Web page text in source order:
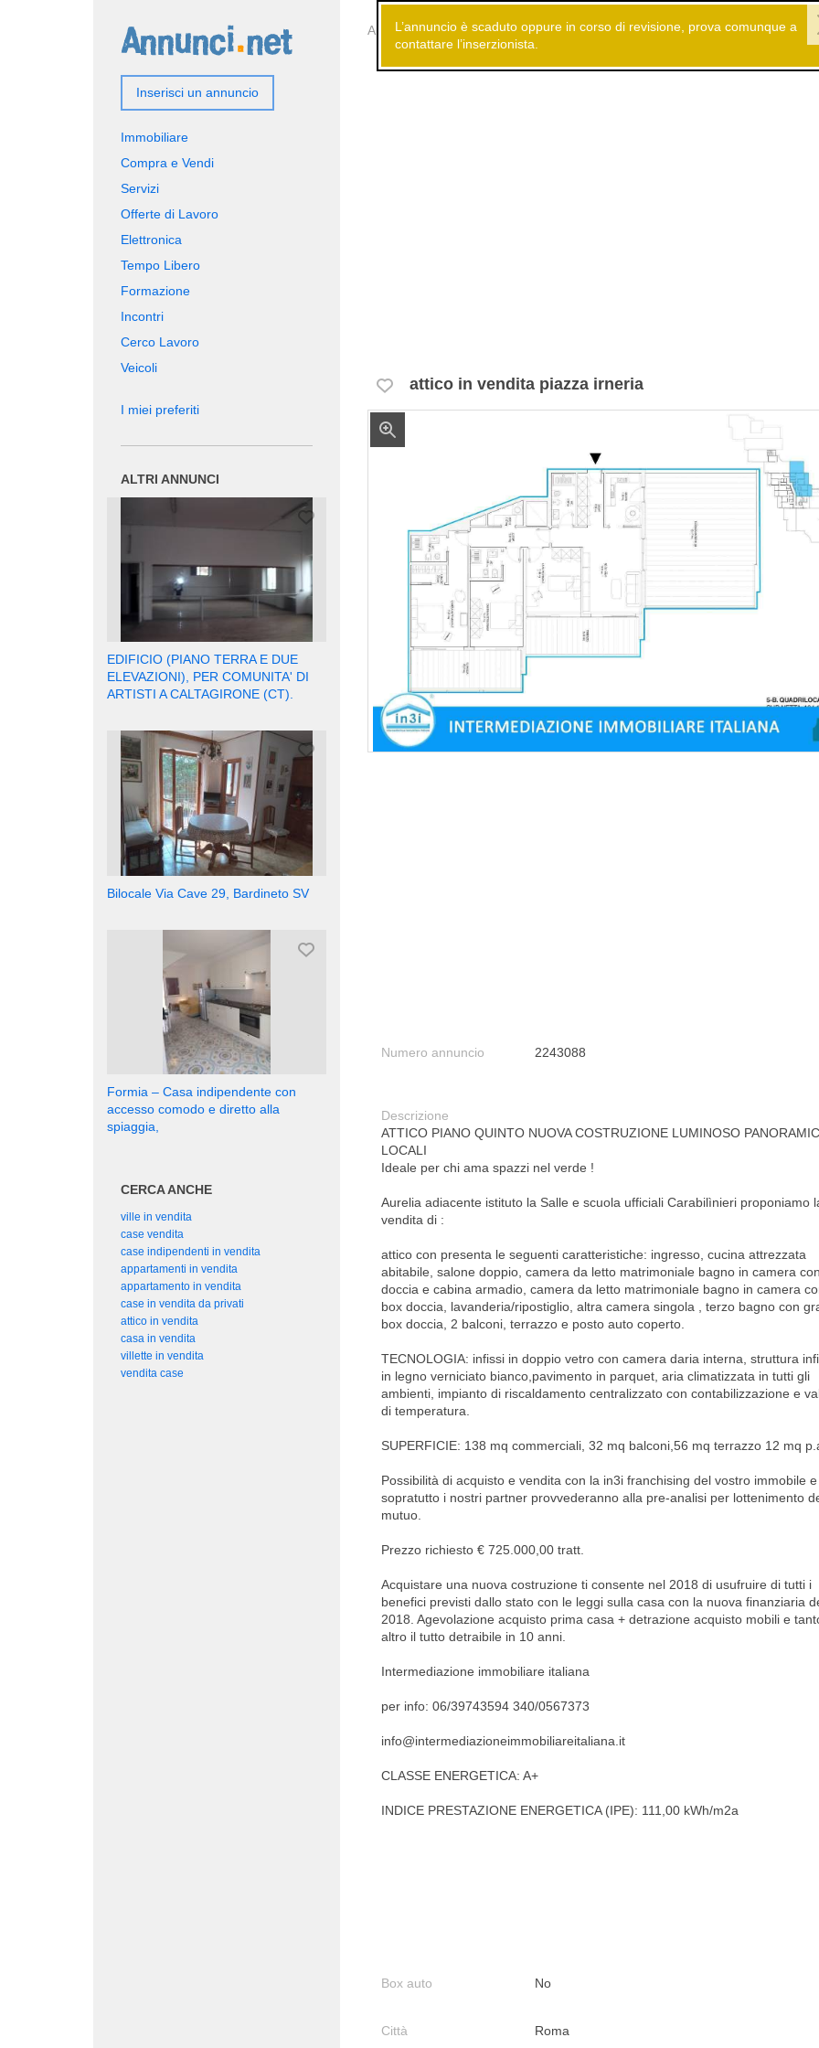
Annunci gratuiti Immobiliare Case in vendita
L’annuncio è scaduto oppure in corso di revisione, prova comunque a
contattare l’inserzionista.
attico in vendita piazza irneria
Numero annuncio 2243088
Descrizione
ATTICO PIANO QUINTO NUOVA COSTRUZIONE LUMINOSO
LOCALI
Ideale per chi ama spazzi nel verde !
Aurelia adiacente istituto la Salle e scuola ufficiali Carabilìnieri proponiamo
vendita di :
attico con presenta le seguenti caratteristiche: ingresso, cucina attrezzata
abitabile, salone doppio, camera da letto matrimoniale bagno in camera
doccia e cabina armadio, camera da letto matrimoniale bagno in camera
box doccia, lavanderia/ripostiglio, altra camera singola , terzo bagno con
box doccia, 2 balconi, terrazzo e posto auto coperto.
TECNOLOGIA: infissi in doppio vetro con camera daria interna, struttura
in legno verniciato bianco,pavimento in parquet, aria climatizzata in tutti gli
ambienti, impianto di riscaldamento centralizzato con contabilizzazione e
di temperatura.
SUPERFICIE: 138 mq commerciali, 32 mq balconi,56 mq terrazzo 12 mq
Possibilità di acquisto e vendita con la in3i franchising del vostro immobile e
sopratutto i nostri partner provvederanno alla pre-analisi per lottenimento
mutuo.
Prezzo richiesto € 725.000,00 tratt.
Acquistare una nuova costruzione ti consente nel 2018 di usufruire di tutti i
benefici previsti dallo stato con le leggi sulla casa con la nuova finanziaria
2018. Agevolazione acquisto prima casa + detrazione acquisto mobili e
altro il tutto detraibile in 10 anni.
Intermediazione immobiliare italiana
per info: 06/39743594 340/0567373
info@intermediazioneimmobiliareitaliana.it
CLASSE ENERGETICA: A+
INDICE PRESTAZIONE ENERGETICA (IPE): 111,00 kWh/m2a
Box auto No
Città Roma
Inserisci un annuncio
Immobiliare
Compra e Vendi
Servizi
Offerte di Lavoro
Elettronica
Tempo Libero
Formazione
Incontri
Cerco Lavoro
Veicoli
I miei preferiti
ALTRI ANNUNCI
EDIFICIO (PIANO TERRA E DUE
ELEVAZIONI), PER COMUNITA' DI
ARTISTI A CALTAGIRONE (CT).
Bilocale Via Cave 29, Bardineto SV
Formia – Casa indipendente con
accesso comodo e diretto alla
spiaggia,
CERCA ANCHE
ville in vendita
case vendita
case indipendenti in vendita
appartamenti in vendita
appartamento in vendita
case in vendita da privati
attico in vendita
casa in vendita
villette in vendita
vendita case